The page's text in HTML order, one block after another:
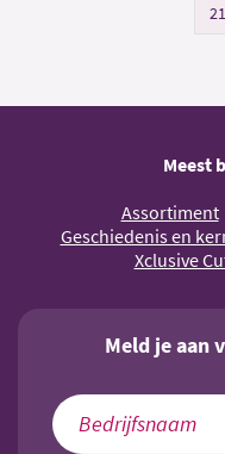
21
Meest
Assortiment
Geschiedenis en
Xclusive
Meld je aan